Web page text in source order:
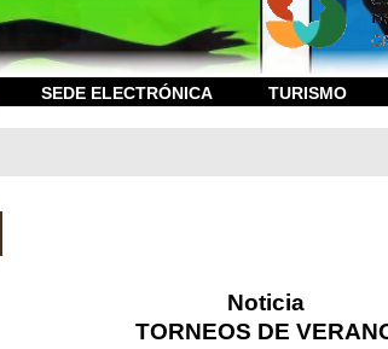
SEDE ELECTRÓNICA TURISMO
Noticia
TORNEOS DE